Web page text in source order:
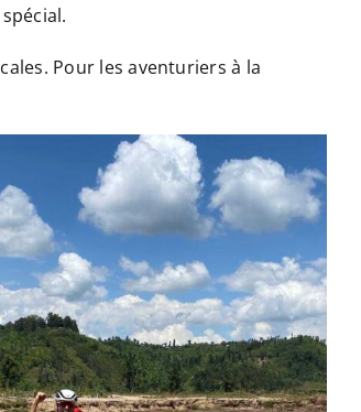
Pour les aventuriers à la